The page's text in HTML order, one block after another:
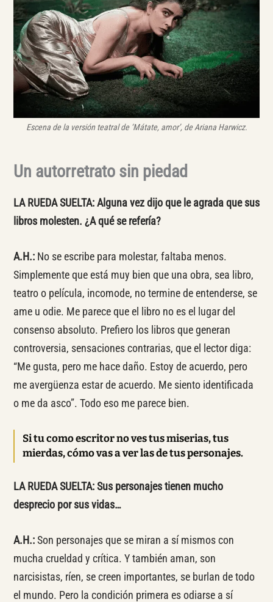
Escena de la versión teatral de ‘Mátate, amor’, de Ariana Harwicz.
Un autorretrato sin piedad
LA RUEDA SUELTA: Alguna vez dijo que le agrada que sus
libros molesten. ¿A qué se refería?
A.H.: No se escribe para molestar, faltaba menos.
Simplemente que está muy bien que una obra, sea libro,
teatro o película, incomode, no termine de entenderse, se
ame u odie. Me parece que el libro no es el lugar del
consenso absoluto. Prefiero los libros que generan
controversia, sensaciones contrarias, que el lector diga:
“Me gusta, pero me hace daño. Estoy de acuerdo, pero
me avergüenza estar de acuerdo. Me siento identificada
o me da asco”. Todo eso me parece bien.
Si tu como escritor no ves tus miserias, tus
mierdas, cómo vas a ver las de tus personajes.
LA RUEDA SUELTA:Sus personajes tienen mucho
desprecio por sus vidas…
A.H.:Son personajes que se miran a sí mismos con
mucha crueldad y crítica. Y también aman, son
narcisistas, ríen, se creen importantes, se burlan de todo
el mundo. Pero la condición primera es odiarse a sí